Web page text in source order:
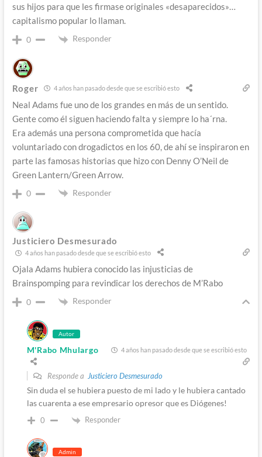
sus hijos para que les firmase originales «desaparecidos»…
capitalismo popular lo llaman.
0 Responder
Roger 4 años han pasado desde que se escribió esto
Neal Adams fue uno de los grandes en más de un sentido.
Gente como él siguen haciendo falta y siempre lo ha´rna.
Era además una persona comprometida que hacía
voluntariado con drogadictos en los 60, de ahí se inspiraron en
parte las famosas historias que hizo con Denny O’Neil de
Green Lantern/Green Arrow.
0 Responder
Justiciero Desmesurado
4 años han pasado desde que se escribió esto
Ojala Adams hubiera conocido las injusticias de
Brainspomping para revindicar los derechos de M’Rabo
0 Responder
Autor
M'Rabo Mhulargo 4 años han pasado desde que se escribió esto
Responde a Justiciero Desmesurado
Sin duda el se hubiera puesto de mi lado y le hubiera cantado
las cuarenta a ese empresario opresor que es Diógenes!
0 Responder
Admin